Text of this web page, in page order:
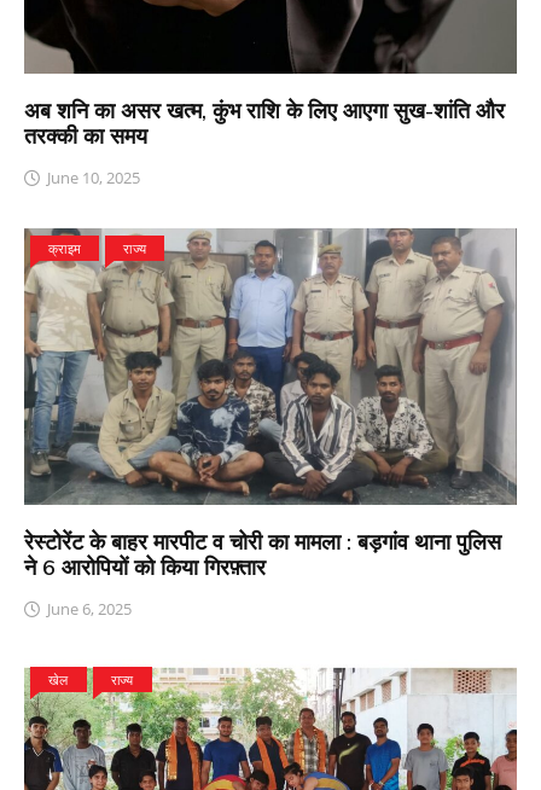
अब शनि का असर खत्म, कुंभ राशि के लिए आएगा सुख-शांति और
तरक्की का समय
June 10, 2025
क्राइम राज्य
रेस्टोरेंट के बाहर मारपीट व चोरी का मामला : बड़गांव थाना पुलिस
ने 6 आरोपियों को किया गिरफ़्तार
June 6, 2025
खेल राज्य